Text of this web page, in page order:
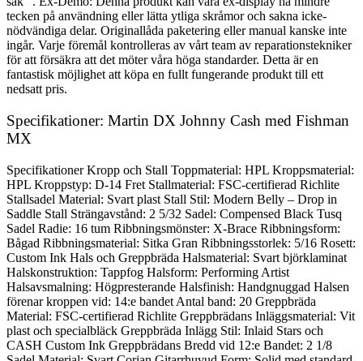
tecken på användning eller lätta ytliga skråmor och sakna icke-
nödvändiga delar. Originallåda paketering eller manual kanske inte
ingår. Varje föremål kontrolleras av vårt team av reparationstekniker
för att försäkra att det möter våra höga standarder. Detta är en
fantastisk möjlighet att köpa en fullt fungerande produkt till ett
nedsatt pris.
Specifikationer: Martin DX Johnny Cash med Fishman
MX
Specifikationer Kropp och Stall Toppmaterial: HPL Kroppsmaterial:
HPL Kroppstyp: D-14 Fret Stallmaterial: FSC-certifierad Richlite
Stallsadel Material: Svart plast Stall Stil: Modern Belly – Drop in
Saddle Stall Strängavstånd: 2 5/32 Sadel: Compensed Black Tusq
Sadel Radie: 16 tum Ribbningsmönster: X-Brace Ribbningsform:
Bågad Ribbningsmaterial: Sitka Gran Ribbningsstorlek: 5/16 Rosett:
Custom Ink Hals och Greppbräda Halsmaterial: Svart björklaminat
Halskonstruktion: Tappfog Halsform: Performing Artist
Halsavsmalning: Högpresterande Halsfinish: Handgnuggad Halsen
förenar kroppen vid: 14:e bandet Antal band: 20 Greppbräda
Material: FSC-certifierad Richlite Greppbrädans Inläggsmaterial: Vit
plast och specialbläck Greppbräda Inlägg Stil: Inlaid Stars och
CASH Custom Ink Greppbrädans Bredd vid 12:e Bandet: 2 1/8